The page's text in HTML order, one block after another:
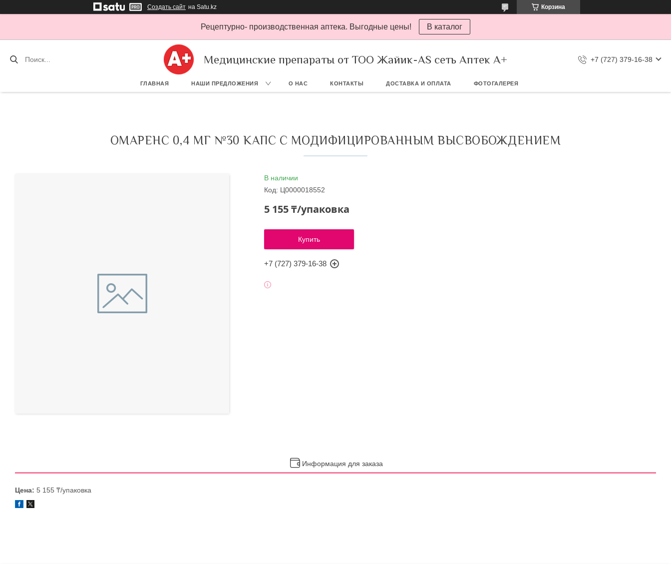
Создать сайт на Satu.kz Корзина
Рецептурно- производственная аптека. Выгодные цены! В каталог
Медицинские препараты от ТОО Жайик-AS сеть Аптек А+ +7 (727) 379-16-38
ГЛАВНАЯ НАШИ ПРЕДЛОЖЕНИЯ О НАС КОНТАКТЫ ДОСТАВКА И ОПЛАТА ФОТОГАЛЕРЕЯ
ОМАРЕНС 0,4 МГ №30 КАПС С МОДИФИЦИРОВАННЫМ ВЫСВОБОЖДЕНИЕМ
В наличии
Код: Ц0000018552
5 155 ₸/упаковка
Купить
+7 (727) 379-16-38
Информация для заказа
Цена: 5 155 ₸/упаковка